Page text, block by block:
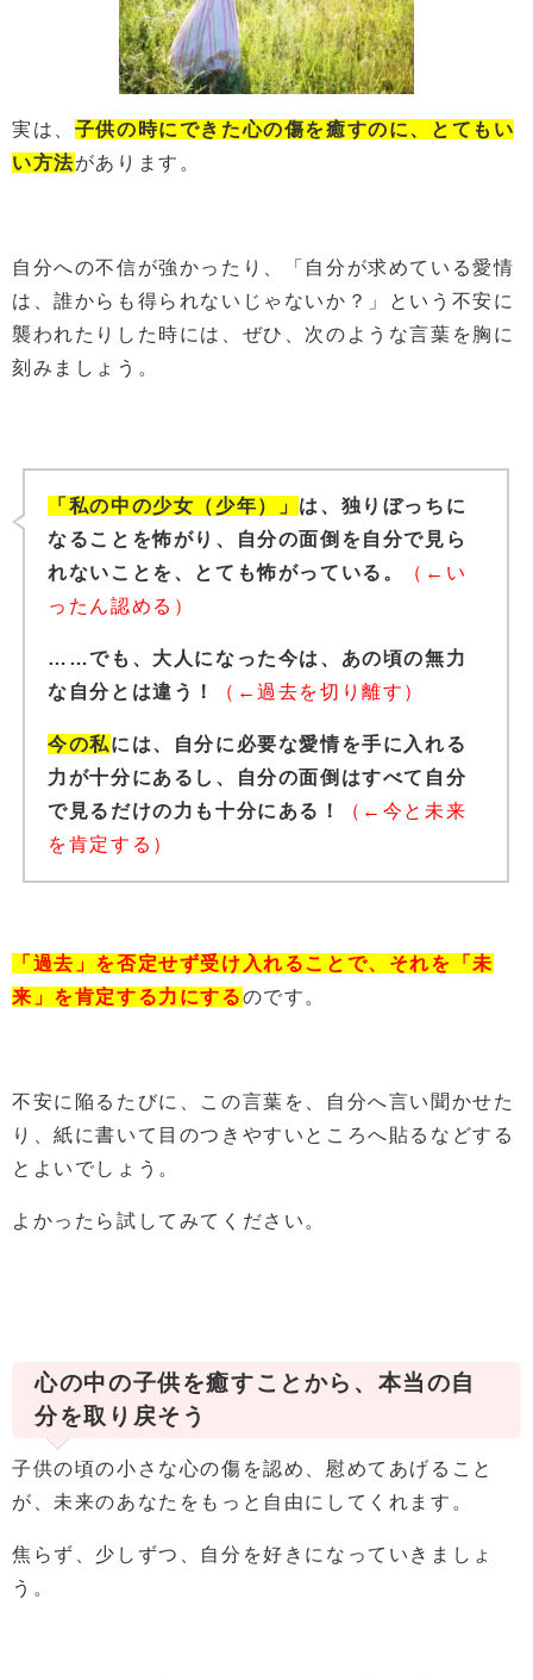
実は、 子供の時にできた心の傷を癒すのに、とてもい
い方法があります。
自分への不信が強かったり、「自分が求めている愛情
は、誰からも得られないじゃないか？」という不安に
襲われたりした時には、ぜひ、次のような言葉を胸に
刻みましょう。
「私の中の少女（少年）」 は、独りぼっちに
なることを怖がり、自分の面倒を自分で見ら
れないことを、とても怖がっている。
（←い
ったん認める）
……でも、大人になった今は、あの頃の無力
な自分とは違う！
（←過去を切り離す）
今の私には、自分に必要な愛情を手に入れる
力が十分にあるし、自分の面倒はすべて自分
で見るだけの力も十分にある！
（←今と未来
を肯定する）
「過去」を否定せず受け入れることで、 それを「未
来」を肯定する力にするのです。
不安に陥るたびに、この言葉を、自分へ言い聞かせた
り、紙に書いて目のつきやすいところへ貼るなどする
とよいでしょう。
よかったら試してみてください。
心の中の子供を癒すことから、本当の自
分を取り戻そう
子供の頃の小さな心の傷を認め、慰めてあげること
が、未来のあなたをもっと自由にしてくれます。
焦らず、少しずつ、自分を好きになっていきましょ
う。